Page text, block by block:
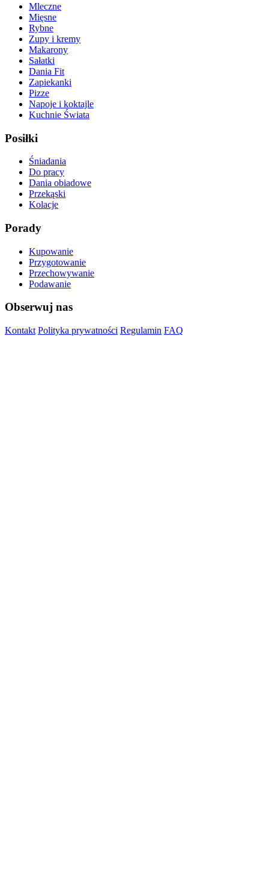
Mleczne
Mięsne
Rybne
Zupy i kremy
Makarony
Sałatki
Dania Fit
Zapiekanki
Pizze
Napoje i koktajle
Kuchnie Świata
Posiłki
Śniadania
Do pracy
Dania obiadowe
Przekąski
Kolacje
Porady
Kupowanie
Przygotowanie
Przechowywanie
Podawanie
Obserwuj nas
Kontakt Polityka prywatności Regulamin FAQ